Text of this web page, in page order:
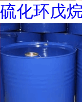
硫化环戊